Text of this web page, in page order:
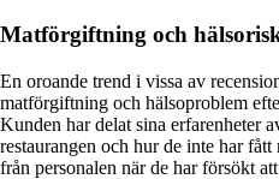
Matförgiftning och
En oroande trend i vissa av
matförgiftning och hälsoproblem
Kunden har delat sina erfarenheter
restaurangen och hur de inte har
från personalen när de har försökt